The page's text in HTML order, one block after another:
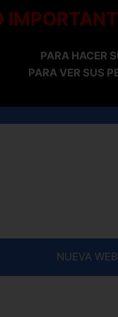
PARA HACER
PARA VER SUS
NUEVA